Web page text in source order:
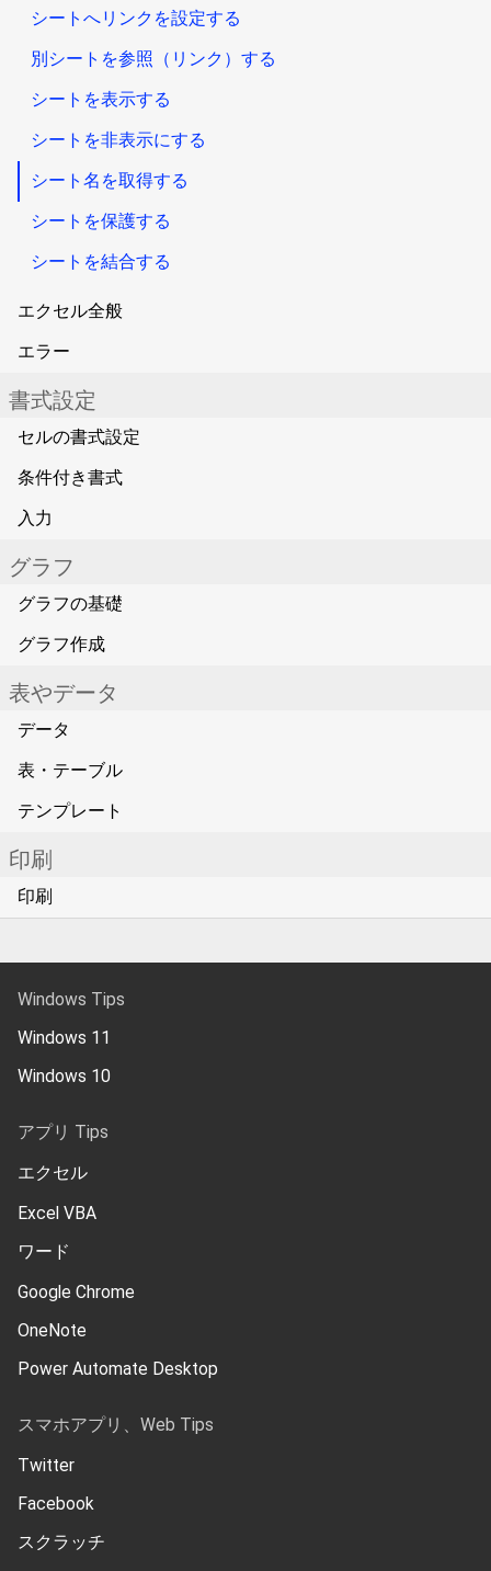
シートへリンクを設定する
別シートを参照（リンク）する
シートを表示する
シートを非表示にする
シート名を取得する
シートを保護する
シートを結合する
エクセル全般
エラー
書式設定
セルの書式設定
条件付き書式
入力
グラフ
グラフの基礎
グラフ作成
表やデータ
データ
表・テーブル
テンプレート
印刷
印刷
Windows Tips
Windows 11
Windows 10
アプリ Tips
エクセル
Excel VBA
ワード
Google Chrome
OneNote
Power Automate Desktop
スマホアプリ、Web Tips
Twitter
Facebook
スクラッチ